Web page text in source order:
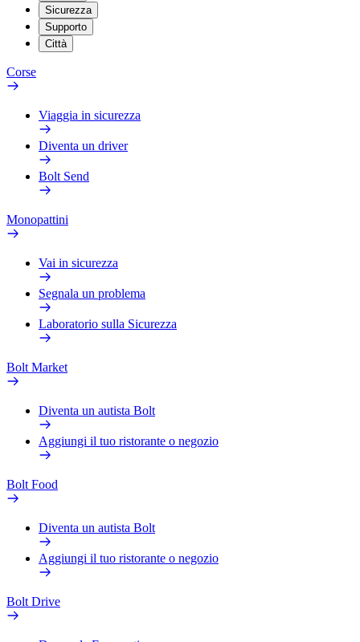
Sicurezza
Supporto
Città
Corse
Viaggia in sicurezza
Diventa un driver
Bolt Send
Monopattini
Vai in sicurezza
Segnala un problema
Laboratorio sulla Sicurezza
Bolt Market
Diventa un autista Bolt
Aggiungi il tuo ristorante o negozio
Bolt Food
Diventa un autista Bolt
Aggiungi il tuo ristorante o negozio
Bolt Drive